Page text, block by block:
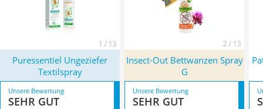
1 / 13 2 / 13
Puressentiel Ungeziefer
Textilspray
Insect-Out Bettwanzen Spray
G
Unsere Bewertung
SEHR GUT
Unsere Bewertung
SEHR GUT